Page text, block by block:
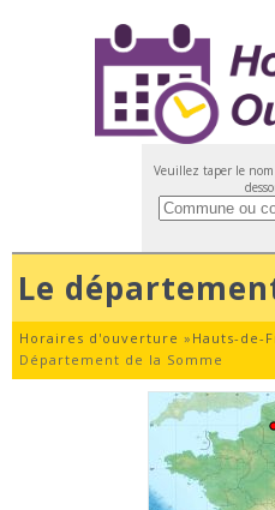
Veuillez taper le
Le
Horaires d'ouverture » Hauts-de-
Département de la Somme